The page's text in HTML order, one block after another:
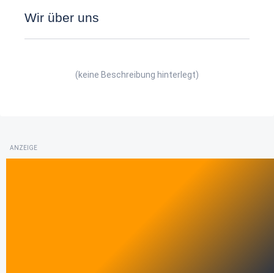
Wir über uns
(keine Beschreibung hinterlegt)
ANZEIGE